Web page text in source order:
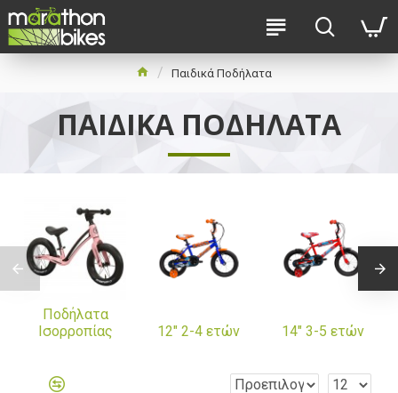
Παιδικά Ποδήλατα
ΠΑΙΔΙΚΆ ΠΟΔΉΛΑΤΑ
Ποδήλατα
Ισορροπίας
12" 2-4 ετών 14" 3-5 ετών